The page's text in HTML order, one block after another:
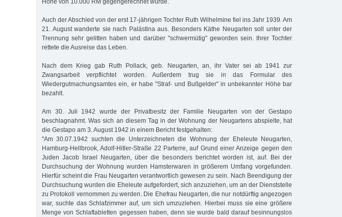
Auch der Abschied von der erst 17-jährigen Tochter Ruth Wilhelmine fiel ins Jahr 1939. Am
21. August wanderte sie nach Palästina aus. Besonders Käthe Neugarten soll unter der
Trennung sehr gelitten haben und darüber "schwermütig" geworden sein. Ihrer Tochter
rettete die Ausreise das Leben.
Nach dem Krieg gab Ruth Pollack, geb. Neugarten, an, ihr Vater sei ab 1941 zur
Zwangsarbeit verpflichtet worden. Außerdem trug sie in das Formular des
Wiedergutmachungsamtes ein, er habe "Straf- und Bußgelder" in unbekannter Höhe bar
bezahlt.
Am 30. Juli 1942 wurde der Privatbesitz der Familie Neugarten von der Gestapo
beschlagnahmt. Was sich an diesem Tag in der Wohnung der Neugartens abspielte, hat
die Gestapo am 3. August 1942 in einem Bericht festgehalten:
"Am 30.07.1942 suchten die Unterzeichneten die Wohnung der Eheleute Neugarten,
Hamburg-Hellbrook, Adolf-Hitler-Straße 22 Parterre, auf Grund einer Anzeige gegen den
Juden Jacob Israel Neugarten, über die besonders berichtet worden ist, auf. Bei der
Durchsuchung der Wohnung wurden Hamsterwaren in größerem Umfang vorgefunden.
Hierfür scheint die Frau Neugarten verantwortlich gewesen zu sein. Nach Beendigung der
Durchsuchung wurden die Eheleute aufgefordert, sich anzuziehen, um an der Dienststelle
zu Protokoll vernommen zu werden. Die Ehefrau Neugarten, die nur notdürftig angezogen
war, suchte das Schlafzimmer auf, um sich umzuziehen. Hierbei muss sie eine größere
Menge von Schlaftabletten gegessen haben, denn sie wurde bald darauf besinnungslos